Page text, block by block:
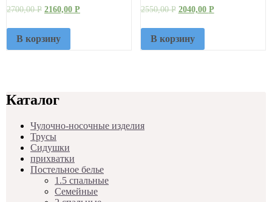
2700,00Р 2160,00 Р
В корзину
2550,00Р 2040,00 Р
В корзину
Каталог
Чулочно-носочные изделия
Трусы
Сидушки
прихватки
Постельное белье
1.5 спальные
Семейные